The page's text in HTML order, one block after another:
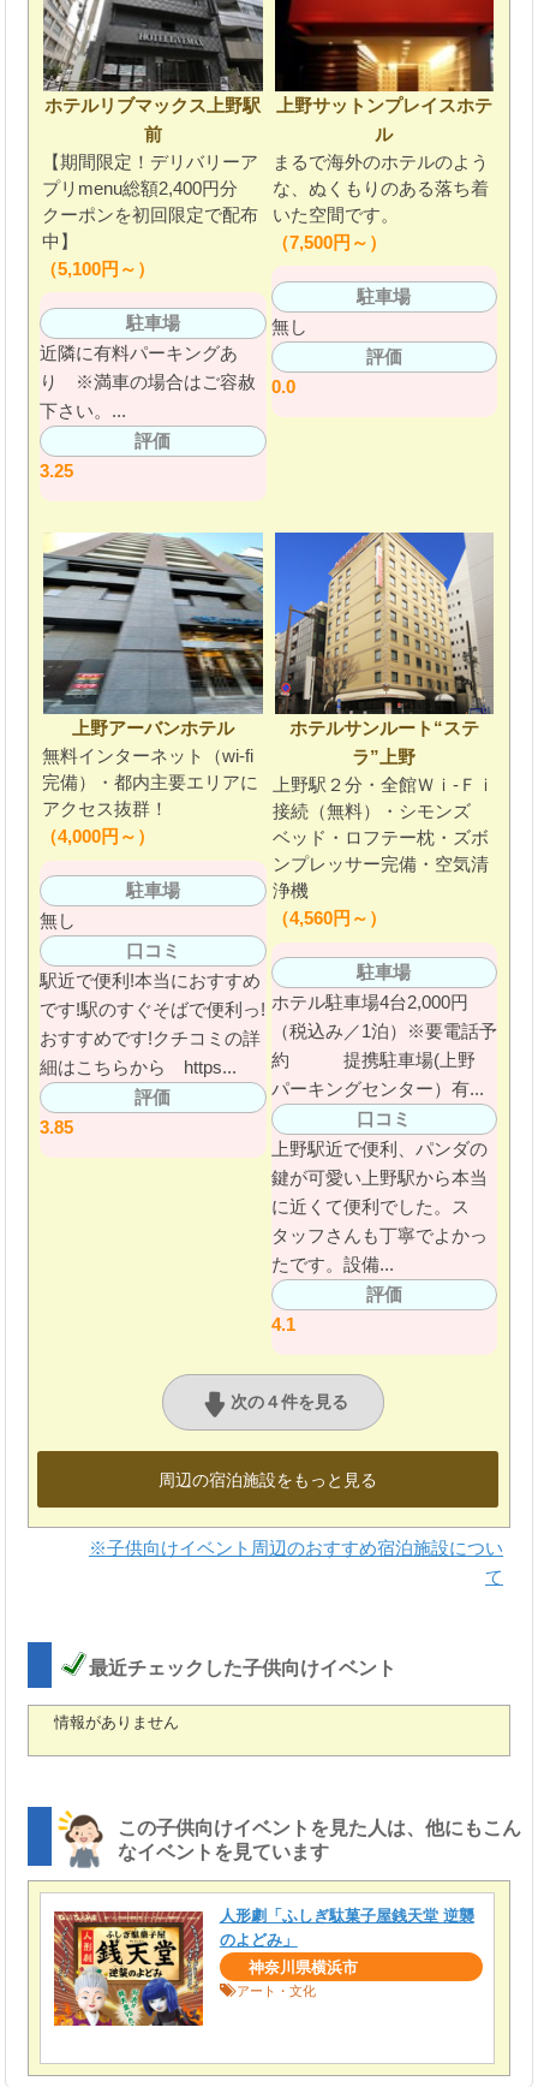
ホテルリブマックス上野駅
前
【期間限定！デリバリーア
プリmenu総額2,400円分
クーポンを初回限定で配布
中】
（5,100円～）
駐車場
近隣に有料パーキングあ
り ※満車の場合はご容赦
下さい。...
評価
3.25
上野サットンプレイスホテ
ル
まるで海外のホテルのよう
な、ぬくもりのある落ち着
いた空間です。
（7,500円～）
駐車場
無し
評価
0.0
上野アーバンホテル
無料インターネット（wi-fi
完備）・都内主要エリアに
アクセス抜群！
（4,000円～）
駐車場
無し
口コミ
駅近で便利!本当におすすめ
です!駅のすぐそばで便利っ!
おすすめです!クチコミの詳
細はこちらから https...
評価
3.85
ホテルサンルート“ステ
ラ”上野
上野駅２分・全館Ｗｉ-Ｆｉ
接続（無料）・シモンズ
ベッド・ロフテー枕・ズボ
ンプレッサー完備・空気清
浄機
（4,560円～）
駐車場
ホテル駐車場4台2,000円
（税込み／1泊）※要電話予
約 提携駐車場(上野
パーキングセンター）有...
口コミ
上野駅近で便利、パンダの
鍵が可愛い上野駅から本当
に近くて便利でした。ス
タッフさんも丁寧でよかっ
たです。設備...
評価
4.1
次の４件を見る
周辺の宿泊施設をもっと見る
※子供向けイベント周辺のおすすめ宿泊施設につい
て
最近チェックした子供向けイベント
情報がありません
この子供向けイベントを見た人は、他にもこん
なイベントを見ています
人形劇「ふしぎ駄菓子屋銭天堂 逆襲
のよどみ」
神奈川県横浜市
アート・文化